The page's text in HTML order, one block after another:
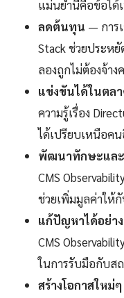
แม่นยำนี่คือข้อได้
ลดต้นทุน — การ
Stack ช่วยประห
ลองถูกไม่ต้องจ้า
แข่งขันได้ในตล
ความรู้เรื่อง
ได้เปรียบเหนือค
พัฒนาทักษะและ
CMS
ช่วยเพิ่มมูลค่าให้
แก้ปัญหาได้อย่า
CMS
ในการรับมือกับส
สร้างโอกาสใหม่ๆ